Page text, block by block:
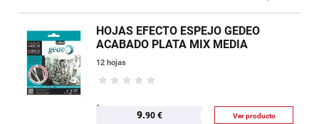
HOJAS EFECTO ESPEJO GEDEO
ACABADO PLATA MIX MEDIA
12 hojas
9.90 € Ver producto